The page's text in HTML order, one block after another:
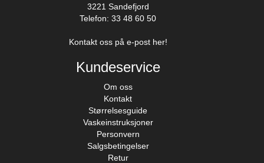
3221 Sandefjord
Telefon: 33 48 60 50
Kontakt oss på e-post her!
Kundeservice
Om oss
Kontakt
Størrelsesguide
Vaskeinstruksjoner
Personvern
Salgsbetingelser
Retur